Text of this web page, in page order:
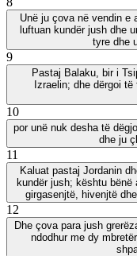
Unë ju çova në vendin e
luftuan kundër jush dhe
tyre dhe
9
Pastaj Balaku, bir i
Izraelin; dhe dërgoi
10
por unë nuk desha të
dhe ju
11
Kaluat pastaj Jordanin
kundër jush; kështu bënë
girgasenjtë, hivenjtë
12
Dhe çova para jush
ndodhur me dy